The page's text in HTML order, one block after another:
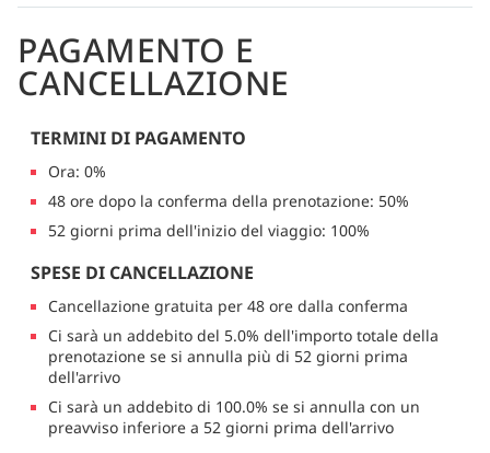
PAGAMENTO E
CANCELLAZIONE
TERMINI DI PAGAMENTO
Ora: 0%
48 ore dopo la conferma della prenotazione: 50%
52 giorni prima dell'inizio del viaggio: 100%
SPESE DI CANCELLAZIONE
Cancellazione gratuita per 48 ore dalla conferma
Ci sarà un addebito del 5.0% dell'importo totale della
prenotazione se si annulla più di 52 giorni prima
dell'arrivo
Ci sarà un addebito di 100.0% se si annulla con un
preavviso inferiore a 52 giorni prima dell'arrivo